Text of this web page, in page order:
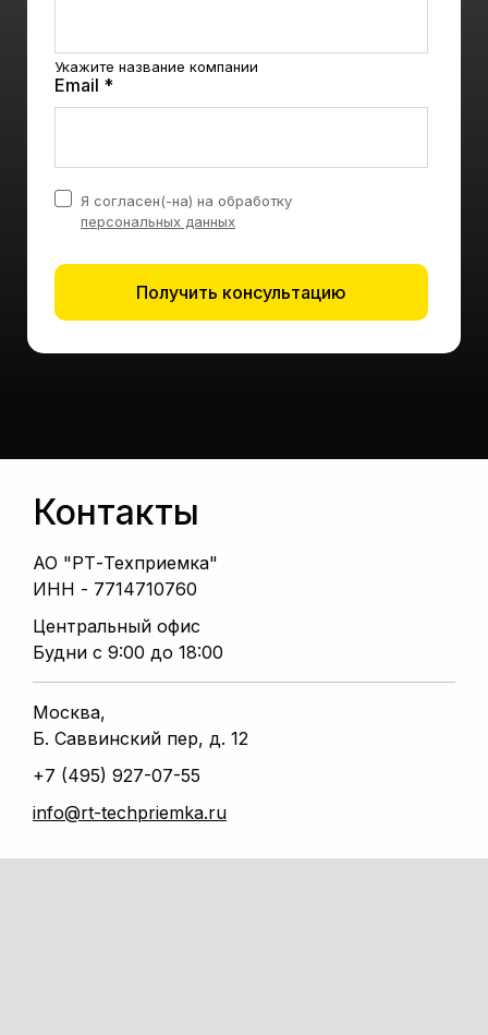
Укажите название компании
Email *
Получить консультацию
Я согласен(-на) на обработку
персональных данных
Контакты
АО "РТ-Техприемка"
ИНН - 7714710760
Центральный офис
Будни с 9:00 до 18:00
Москва,
Б. Саввинский пер, д. 12
+7 (495) 927-07-55
info@rt-techpriemka.ru